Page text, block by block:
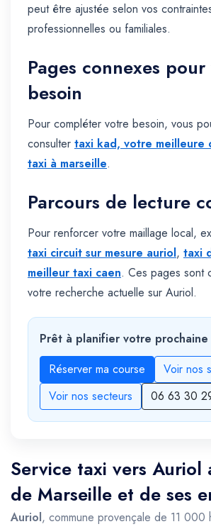
peut être ajustée selon vos
professionnelles ou familiales.
Pages connexes
besoin
Pour compléter votre besoin, vous
consulter taxi kad, votre meilleure
taxi à marseille.
Parcours de lecture
Pour renforcer votre maillage local,
taxi circuit sur mesure auriol, taxi
meilleur taxi caen. Ces pages sont
votre recherche actuelle sur Auriol.
Prêt à planifier votre prochaine
Réserver ma course
Voir nos
Voir nos secteurs
06 63 30
Service taxi vers Auriol
de Marseille et de ses
Auriol, commune provençale de 11 000